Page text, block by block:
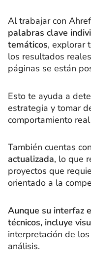
Al trabajar con
palabras clave
temáticos, explorar
los resultados
páginas se están
Esto te ayuda a
estrategia y tomar
comportamiento
También cuentas
actualizada, lo que
proyectos que
orientado a la
Aunque su interfaz
técnicos, incluye
interpretación de
análisis.